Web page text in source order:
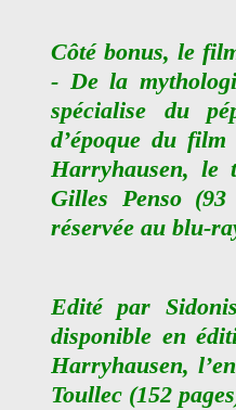
Côté bonus, le
- De la
spécialise du
d’époque du
Harryhausen, le
Gilles Penso
réservée au blu-
Edité par
disponible en
Harryhausen,
Toullec (152